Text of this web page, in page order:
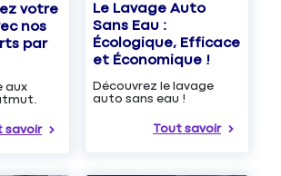
votre
nos
par
aux
savoir
Le Lavage Auto
Sans Eau :
Écologique, Efficace
et Économique !
Découvrez le lavage
auto sans eau !
Tout savoir